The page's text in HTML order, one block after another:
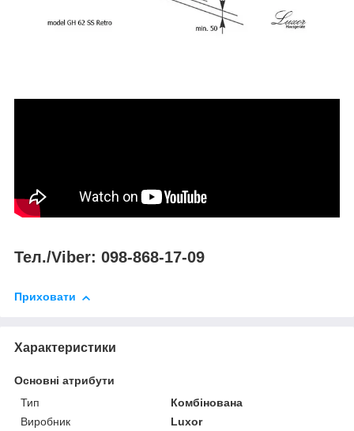
Тел./Viber: 098-868-17-09
Приховати
Характеристики
Основні атрибути
Тип
Комбінована
Виробник
Luxor